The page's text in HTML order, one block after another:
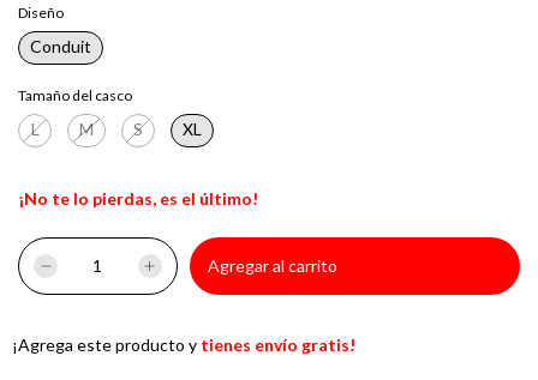
Diseño
Conduit
Tamaño del casco
L M S XL